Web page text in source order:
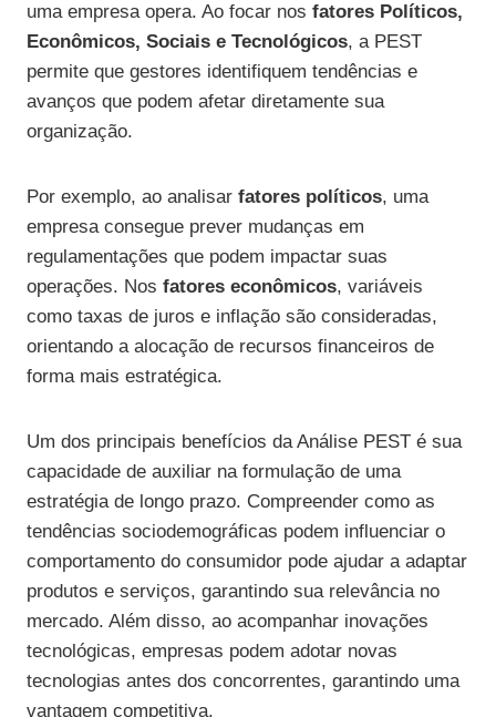
uma empresa opera. Ao focar nos fatores Políticos,
Econômicos, Sociais e Tecnológicos, a PEST
permite que gestores identifiquem tendências e
avanços que podem afetar diretamente sua
organização.
Por exemplo, ao analisar fatores políticos, uma
empresa consegue prever mudanças em
regulamentações que podem impactar suas
operações. Nos fatores econômicos, variáveis
como taxas de juros e inflação são consideradas,
orientando a alocação de recursos financeiros de
forma mais estratégica.
Um dos principais benefícios da Análise PEST é sua
capacidade de auxiliar na formulação de uma
estratégia de longo prazo. Compreender como as
tendências sociodemográficas podem influenciar o
comportamento do consumidor pode ajudar a adaptar
produtos e serviços, garantindo sua relevância no
mercado. Além disso, ao acompanhar inovações
tecnológicas, empresas podem adotar novas
tecnologias antes dos concorrentes, garantindo uma
vantagem competitiva.